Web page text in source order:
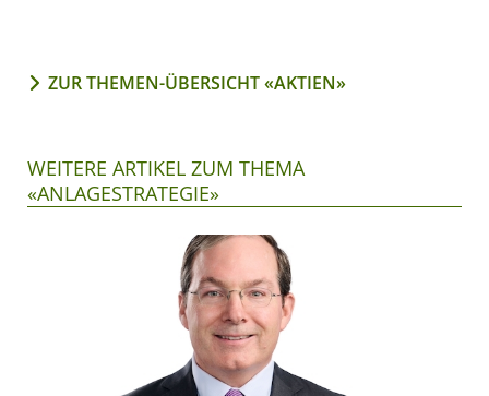
ZUR THEMEN-ÜBERSICHT «AKTIEN»
WEITERE ARTIKEL ZUM THEMA
«ANLAGESTRATEGIE»